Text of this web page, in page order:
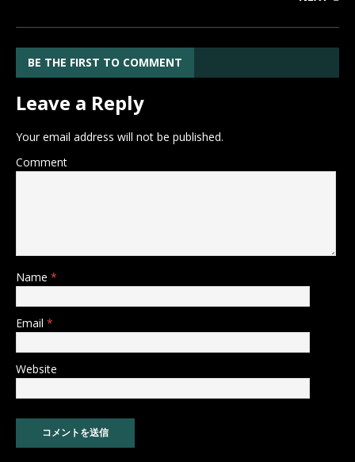
BE THE FIRST TO COMMENT
Leave a Reply
Your email address will not be published.
Comment
Name *
Email *
Website